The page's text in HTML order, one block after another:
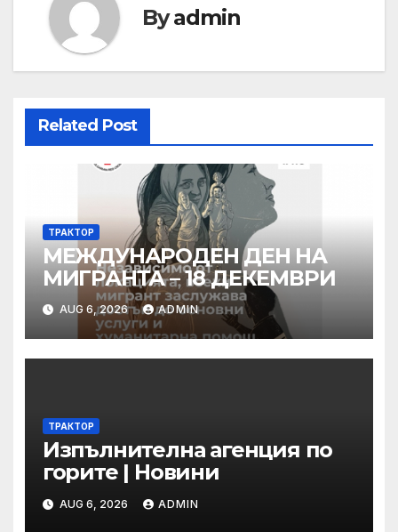
Byadmin
Related Post
ТРАКТОР
МЕЖДУНАРОДЕН ДЕН НА
МИГРАНТА – 18 ДЕКЕМВРИ
AUG 6, 2026 ADMIN
ТРАКТОР
Изпълнителна агенция по
горите | Новини
AUG 6, 2026 ADMIN